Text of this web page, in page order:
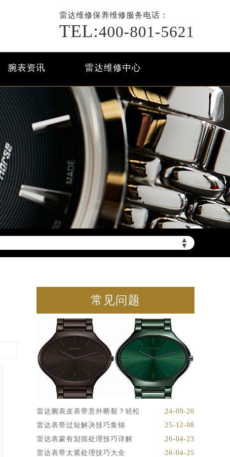
雷达维修保养维修服务电话：
TEL:400-801-5621
腕表资讯 雷达维修中心
▲
▼
常见问题
雷达腕表皮表带意外断裂？轻松
24-09-20
雷达表带过短解决技巧集锦
25-12-08
雷达表蒙有划痕处理技巧详解
26-04-23
雷达表带太紧处理技巧大全
26-04-25